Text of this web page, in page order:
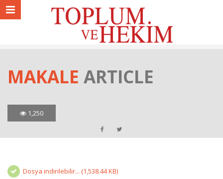
MAKALE ARTICLE
1,250
Dosya indirilebilir... (1,538.44 KB)